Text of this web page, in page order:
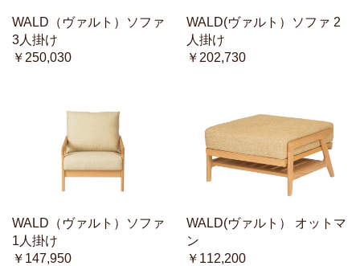
WALD（ヴァルト）ソファ
3人掛け
￥250,030
WALD(ヴァルト）ソファ 2
人掛け
￥202,730
WALD（ヴァルト）ソファ
1人掛け
￥147,950
WALD(ヴァルト） オットマ
ン
￥112,200